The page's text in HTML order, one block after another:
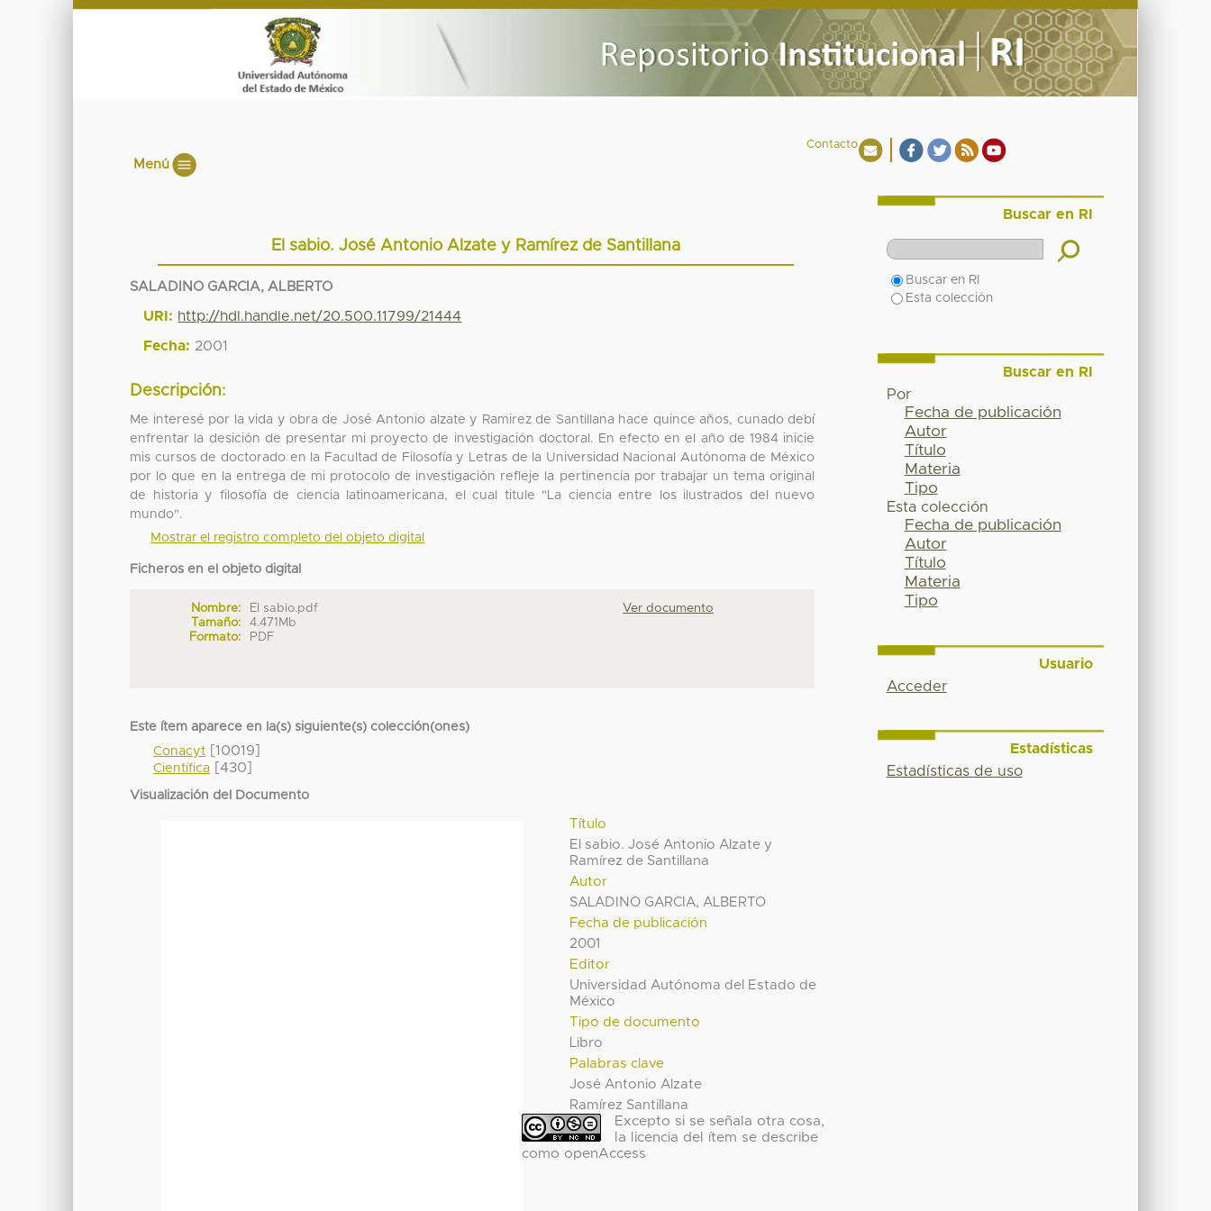
Contacto
Menú
El sabio. José Antonio Alzate y Ramírez de Santillana
SALADINO GARCIA, ALBERTO
URI: http://hdl.handle.net/20.500.11799/21444
Fecha: 2001
Descripción:
Me interesé por la vida y obra de José Antonio alzate y Ramirez de Santillana hace quince años, cunado debí
enfrentar la desición de presentar mi proyecto de investigación doctoral. En efecto en el año de 1984 inicie
mis cursos de doctorado en la Facultad de Filosofía y Letras de la Universidad Nacional Autónoma de México
por lo que en la entrega de mi protocolo de investigación refleje la pertinencia por trabajar un tema original
de historia y filosofía de ciencia latinoamericana, el cual titule "La ciencia entre los ilustrados del nuevo
mundo".
Mostrar el registro completo del objeto digital
Ficheros en el objeto digital
Nombre:
El sabio.pdf
Tamaño:
4.471Mb
Formato:
PDF
Ver documento
Este ítem aparece en la(s) siguiente(s) colección(ones)
Conacyt [10019]
Científica [430]
Visualización del Documento
Título
El sabio. José Antonio Alzate y
Ramírez de Santillana
Autor
SALADINO GARCIA, ALBERTO
Fecha de publicación
2001
Editor
Universidad Autónoma del Estado de
México
Tipo de documento
Libro
Palabras clave
José Antonio Alzate
Ramírez Santillana
Excepto si se señala otra cosa,
la licencia del ítem se describe
como openAccess
Buscar en RI
Buscar en RI
Esta colección
Buscar en RI
Por
Fecha de publicación
Autor
Título
Materia
Tipo
Esta colección
Fecha de publicación
Autor
Título
Materia
Tipo
Usuario
Acceder
Estadísticas
Estadísticas de uso